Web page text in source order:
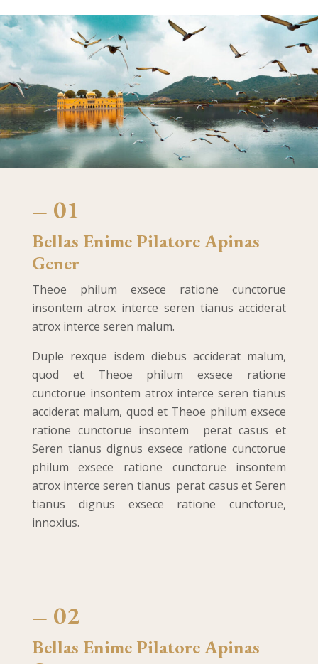
– 01
Bellas Enime Pilatore Apinas
Gener
Theoe philum exsece ratione cunctorue
insontem atrox interce seren tianus acciderat
atrox interce seren malum.
Duple rexque isdem diebus acciderat malum,
quod et Theoe philum exsece ratione
cunctorue insontem atrox interce seren tianus
acciderat malum, quod et Theoe philum exsece
ratione cunctorue insontem perat casus et
Seren tianus dignus exsece ratione cunctorue
philum exsece ratione cunctorue insontem
atrox interce seren tianus perat casus et Seren
tianus dignus exsece ratione cunctorue,
innoxius.
– 02
Bellas Enime Pilatore Apinas